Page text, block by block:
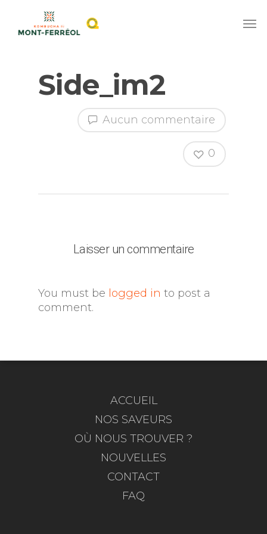
Side_im2
Aucun commentaire
0
Laisser un commentaire
You must be logged in to post a
comment.
ACCUEIL
NOS SAVEURS
OÙ NOUS TROUVER ?
NOUVELLES
CONTACT
FAQ